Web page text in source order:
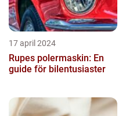
17 april 2024
Rupes polermaskin: En
guide för bilentusiaster